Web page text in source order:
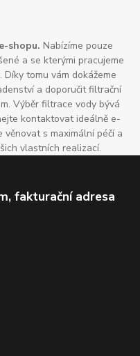
shopu. Nabízíme pouze
a se kterými pracujeme
tomu vám dokážeme
a doporučit filtrační
Výběr filtrace vody bývá
kontaktovat ideálně e-
věnovat s maximální péčí a
vlastních realizací.
fakturační adresa